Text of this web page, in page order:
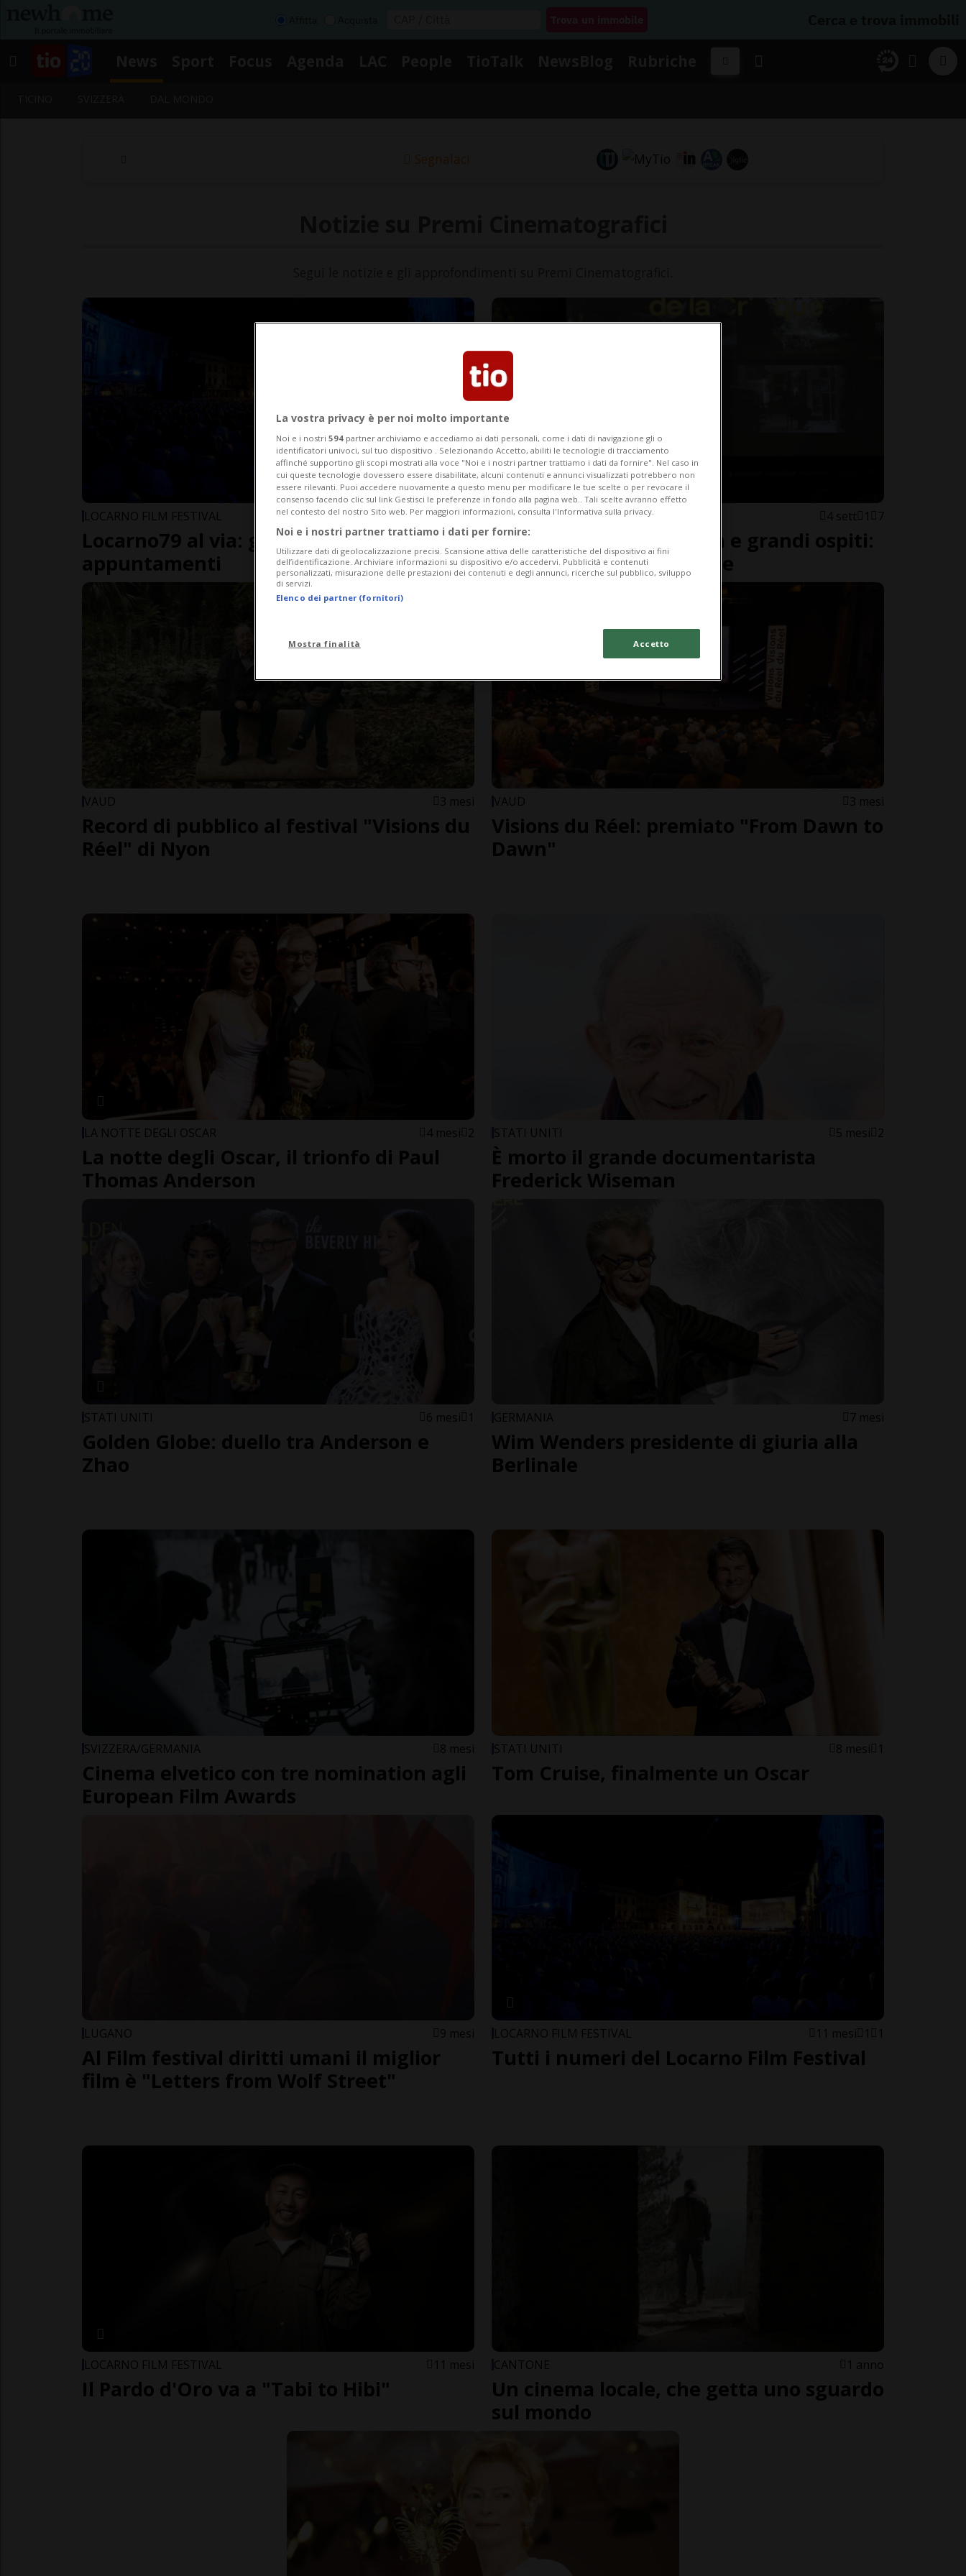
Segnalaci
LOCARNO FILM FESTIVAL 5 gior 16
Locarno79 al via: guida tra star, film e
appuntamenti
LOCARNO / ZURIGO 4 sett 1 7
Prime mondiali, 233 film e grandi ospiti:
il Pardo svela le sue carte
VAUD 3 mesi
Record di pubblico al festival "Visions du
Réel" di Nyon
VAUD 3 mesi
Visions du Réel: premiato "From Dawn to
Dawn"
LA NOTTE DEGLI OSCAR 4 mesi 2
La notte degli Oscar, il trionfo di Paul
Thomas Anderson
STATI UNITI 5 mesi 2
È morto il grande documentarista
Frederick Wiseman
STATI UNITI 6 mesi 1
Golden Globe: duello tra Anderson e
Zhao
GERMANIA 7 mesi
Wim Wenders presidente di giuria alla
Berlinale
SVIZZERA/GERMANIA 8 mesi
Cinema elvetico con tre nomination agli
European Film Awards
STATI UNITI 8 mesi 1
Tom Cruise, finalmente un Oscar
LUGANO 9 mesi
Al Film festival diritti umani il miglior
film è "Letters from Wolf Street"
LOCARNO FILM FESTIVAL 11 mesi 1 1
Tutti i numeri del Locarno Film Festival
LOCARNO FILM FESTIVAL 11 mesi
Il Pardo d'Oro va a "Tabi to Hibi"
CANTONE 1 anno
Un cinema locale, che getta uno sguardo
sul mondo
La vostra privacy è per noi molto importante
Noi e i nostri 594 partner archiviamo e accediamo ai dati personali, come i dati di navigazione gli o
identificatori univoci, sul tuo dispositivo . Selezionando Accetto, abiliti le tecnologie di tracciamento
affinché supportino gli scopi mostrati alla voce "Noi e i nostri partner trattiamo i dati da fornire". Nel caso in
cui queste tecnologie dovessero essere disabilitate, alcuni contenuti e annunci visualizzati potrebbero non
essere rilevanti. Puoi accedere nuovamente a questo menu per modificare le tue scelte o per revocare il
consenso facendo clic sul link Gestisci le preferenze in fondo alla pagina web.. Tali scelte avranno effetto
nel contesto del nostro Sito web. Per maggiori informazioni, consulta l'Informativa sulla privacy.
Noi e i nostri partner trattiamo i dati per fornire:
Utilizzare dati di geolocalizzazione precisi. Scansione attiva delle caratteristiche del dispositivo ai fini
dell’identificazione. Archiviare informazioni su dispositivo e/o accedervi. Pubblicità e contenuti
personalizzati, misurazione delle prestazioni dei contenuti e degli annunci, ricerche sul pubblico, sviluppo
di servizi.
Elenco dei partner (fornitori)
Mostra finalità Accetto